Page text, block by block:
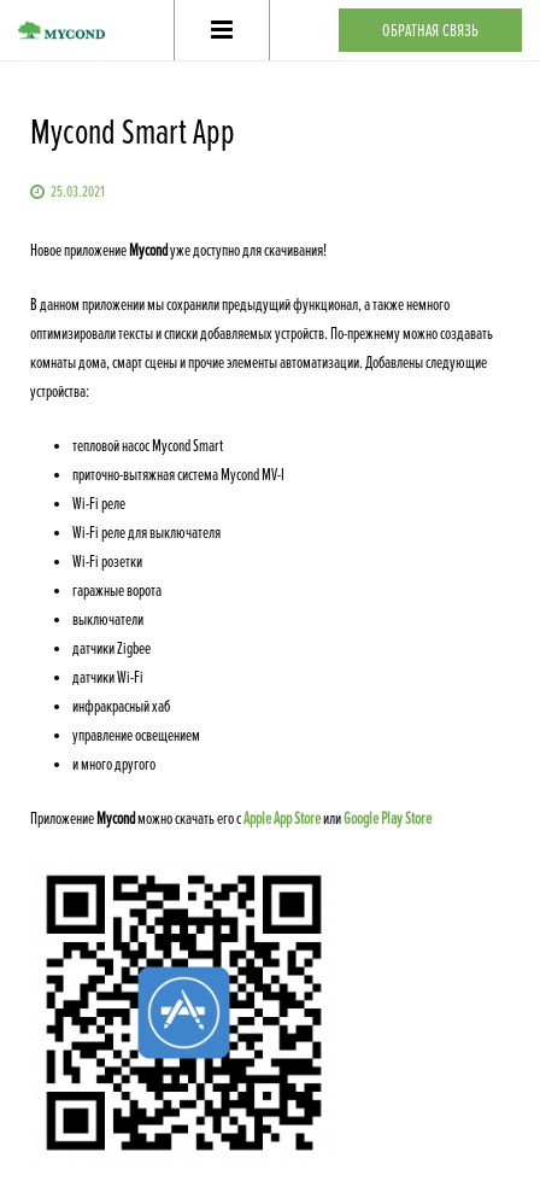
Фанкойлы
Гигростат
Где купить
Статьи
Контакты
ОБРАТНАЯ СВЯЗЬ
Mycond Smart App
25.03.2021
Новое приложениеMycondуже доступно для скачивания!
В данном приложении мы сохранили предыдущий функционал, а также немного
оптимизировали тексты и списки добавляемых устройств. По-прежнему можно создавать
комнаты дома, смарт сцены и прочие элементы автоматизации. Добавлены следующие
устройства:
тепловой насос Mycond Smart
приточно-вытяжная система Mycond MV-I
Wi-Fi реле
Wi-Fi реле для выключателя
Wi-Fi розетки
гаражные ворота
выключатели
датчики Zigbee
датчики Wi-Fi
инфракрасный хаб
управление освещением
и много другого
ПриложениеMycondможно скачать его сApple App StoreилиGoogle Play Store